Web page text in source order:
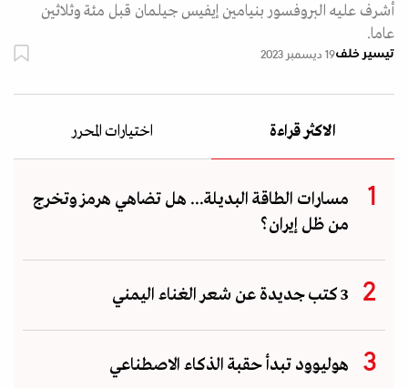
أشرف عليه البروفسور بنيامين إيفيس جيلمان قبل مئة وثلاثين
عاما.
تيسير خلف19 ديسمبر 2023
الاكثر قراءة اختيارات المحرر
مسارات الطاقة البديلة... هل تضاهي هرمز وتخرج
من ظل إيران؟
3 كتب جديدة عن شعر الغناء اليمني
هوليوود تبدأ حقبة الذكاء الاصطناعي